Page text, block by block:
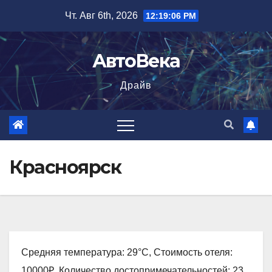
содержимому
Чт. Авг 6th, 2026 12:19:07 PM
АвтоВека
Драйв
Красноярск
Средняя температура: 29°C, Стоимость отеля: